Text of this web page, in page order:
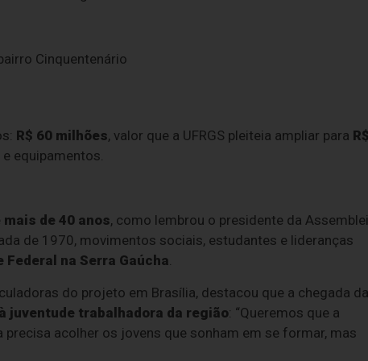
Cinquentenário
R$ 60 milhões, valor que a UFRGS pleiteia ampliar para R$
equipamentos.
mais de 40 anos, como lembrou o presidente da
de 1970, movimentos sociais, estudantes e lideranças
Federal na Serra Gaúcha
do projeto em Brasília, destacou que a chegada da
juventude trabalhadora da região: “Queremos que a
acolher os jovens que sonham em se formar, mas